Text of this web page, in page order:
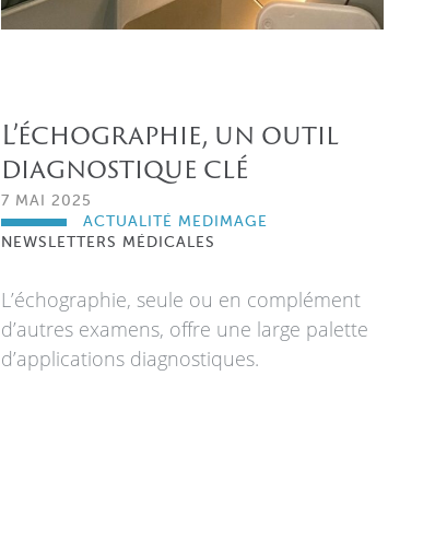
L’échographie, un outil
diagnostique clé
7 MAI 2025
ACTUALITÉ MEDIMAGE
NEWSLETTERS MÉDICALES
L’échographie, seule ou en complément
d’autres examens, offre une large palette
d’applications diagnostiques.